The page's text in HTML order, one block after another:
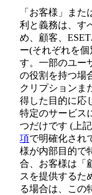
「お客様」ま
利と義務は、す
め、顧客、
ー(それぞれを個
す。一部のユー
の役割を持つ場
クリプションま
得した目的に応
特定のサービス
つだけです (上
項で明確化され
様が内部目的で
合、お客様は「
スを提供するた
る場合は、この